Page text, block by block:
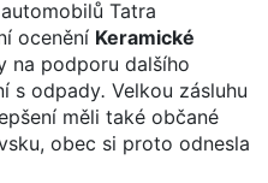
Tatra
ocenění Keramické
na podporu dalšího
s odpady. Velkou zásluhu
měli také občané
obec si proto odnesla